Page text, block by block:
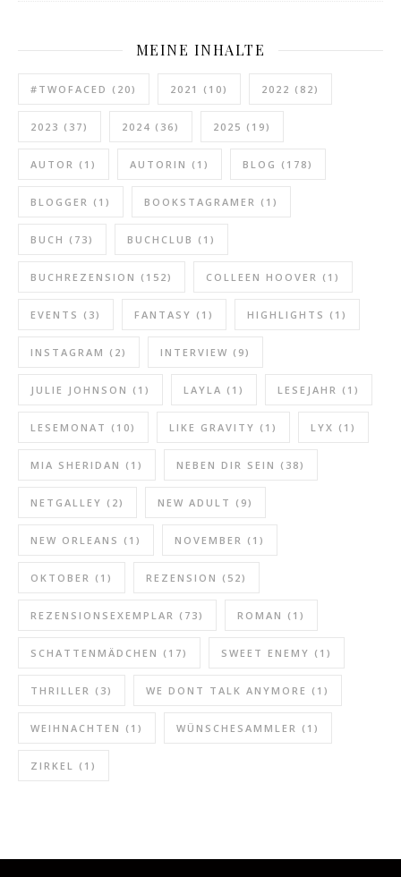
MEINE INHALTE
#TWOFACED (20) 2021 (10) 2022 (82)
2023 (37) 2024 (36) 2025 (19)
AUTOR (1) AUTORIN (1) BLOG (178)
BLOGGER (1) BOOKSTAGRAMER (1)
BUCH (73) BUCHCLUB (1)
BUCHREZENSION (152) COLLEEN HOOVER (1)
EVENTS (3) FANTASY (1) HIGHLIGHTS (1)
INSTAGRAM (2) INTERVIEW (9)
JULIE JOHNSON (1) LAYLA (1) LESEJAHR (1)
LESEMONAT (10) LIKE GRAVITY (1) LYX (1)
MIA SHERIDAN (1) NEBEN DIR SEIN (38)
NETGALLEY (2) NEW ADULT (9)
NEW ORLEANS (1) NOVEMBER (1)
OKTOBER (1) REZENSION (52)
REZENSIONSEXEMPLAR (73) ROMAN (1)
SCHATTENMÄDCHEN (17) SWEET ENEMY (1)
THRILLER (3) WE DONT TALK ANYMORE (1)
WEIHNACHTEN (1) WÜNSCHESAMMLER (1)
ZIRKEL (1)